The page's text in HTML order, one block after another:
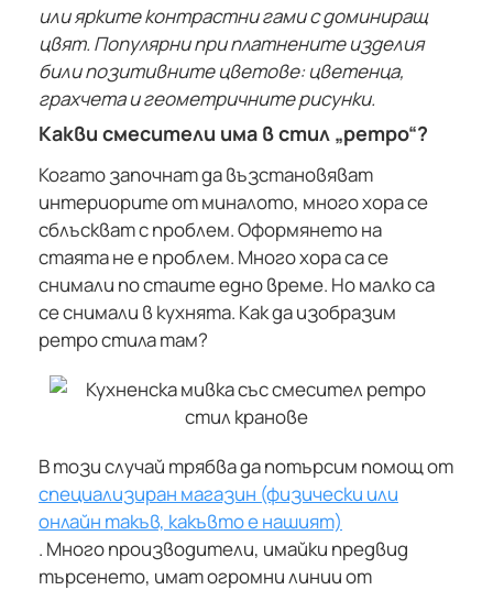
или ярките контрастни гами с доминиращ
цвят. Популярни при платнените изделия
били позитивните цветове: цветенца,
грахчета и геометричните рисунки.
Какви смесители има в стил „ретро“?
Когато започнат да възстановяват
интериорите от миналото, много хора се
сблъскват с проблем. Оформянето на
стаята не е проблем. Много хора са се
снимали по стаите едно време. Но малко са
се снимали в кухнята. Как да изобразим
ретро стила там?
В този случай трябва да потърсим помощ от
специализиран магазин (физически или
онлайн такъв, какъвто е нашият)
. Много производители, имайки предвид
търсенето, имат огромни линии от